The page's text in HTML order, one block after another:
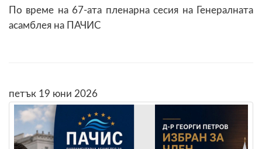
По време на 67-ата пленарна сесия на Генералната
асамблея на ПАЧИС
петък 19 юни 2026